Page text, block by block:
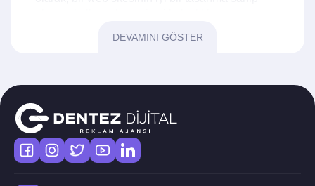
gezebilmesini ve istedikleri bilgilere rahatça
ulaşabilmelerini sağlar.
bir web sitesi, kullanıcıların siteyi terk etmeden
önce içeriğe ulaşmalarını sağlar. Ayrıca, mobil
uyumlu tasarımlar günümüzde olmazsa olmaz bir
hale gelmiştir. Çoğu kullanıcı mobil cihazlardan
internete eriştiği için, sitenizin her cihazda
sorunsuz çalışması büyük önem taşır.
DEVAMINI GÖSTER